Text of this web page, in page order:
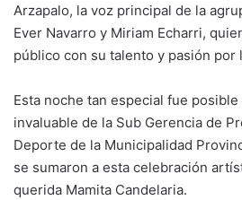
Arzapalo, la voz principal de la
Ever Navarro y Miriam Echarri,
público con su talento y pasión por
Esta noche tan especial fue posible
invaluable de la Sub Gerencia de
Deporte de la Municipalidad
se sumaron a esta celebración
querida Mamita Candelaria.